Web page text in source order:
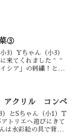
③
3）Yちゃん（小3）
来てくれました＾＾
シア」の刺繍！とっ
まし...
クリル コンペ
）とSちゃん（小1）T
トリエへ遊びにきて
は水彩絵の具で背景